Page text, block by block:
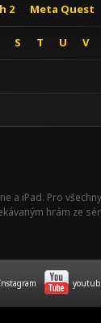
2 Meta Quest
S T U V
a iPad. Pro
hrám ze